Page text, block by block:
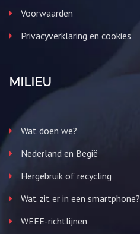
Voorwaarden
Privacyverklaring en cookies
MILIEU
Wat doen we?
Nederland en Begië
Hergebruik of recycling
Wat zit er in een smartphone?
WEEE-richtlijnen